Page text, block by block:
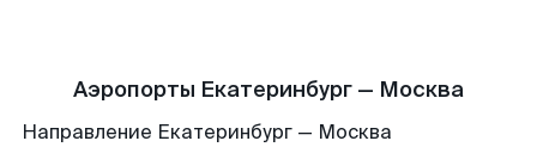
Аэропорты Екатеринбург — Москва
Направление Екатеринбург — Москва